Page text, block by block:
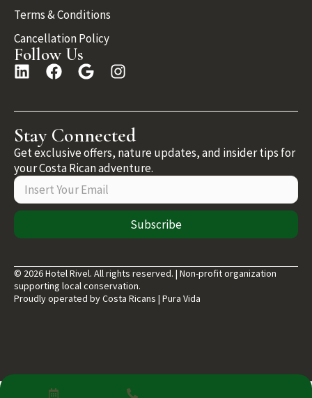
Terms & Conditions
Cancellation Policy
Follow Us
Stay Connected
Get exclusive offers, nature updates, and insider tips for
your Costa Rican adventure.
Subscribe
© 2026 Hotel Rivel. All rights reserved. | Non-profit organization
supporting local conservation.
Proudly operated by Costa Ricans | Pura Vida